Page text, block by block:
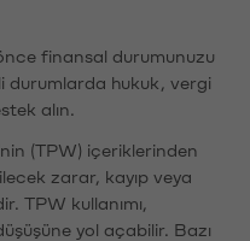
finansal durumunuzu
durumlarda hukuk, vergi
alın.
(TPW) içeriklerinden
zarar, kayıp veya
TPW kullanımı,
yol açabilir. Bazı